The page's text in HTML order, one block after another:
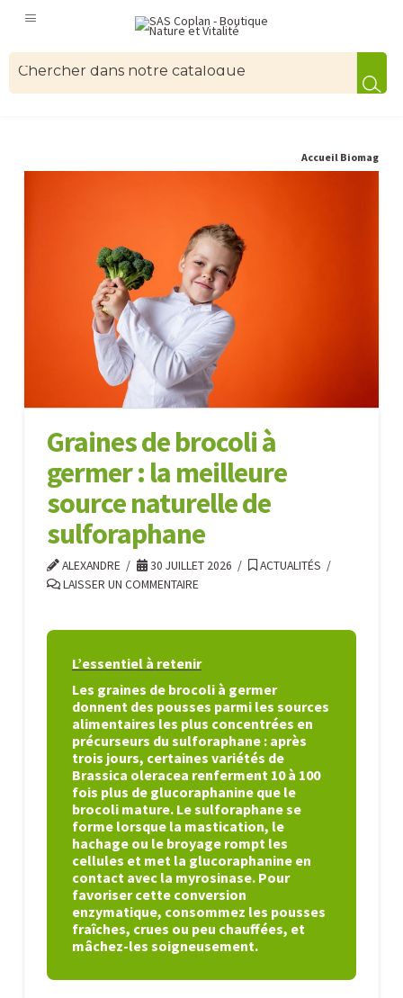
Accueil Biomag
Graines de brocoli à
germer : la meilleure
source naturelle de
sulforaphane
ALEXANDRE 30 JUILLET 2026
ACTUALITÉS
LAISSER UN COMMENTAIRE
L’essentiel à retenir
Les graines de brocoli à germer
donnent des pousses parmi les sources
alimentaires les plus concentrées en
précurseurs du sulforaphane : après
trois jours, certaines variétés de
Brassica oleracea renferment 10 à 100
fois plus de glucoraphanine que le
brocoli mature. Le sulforaphane se
forme lorsque la mastication, le
hachage ou le broyage rompt les
cellules et met la glucoraphanine en
contact avec la myrosinase. Pour
favoriser cette conversion
enzymatique, consommez les pousses
fraîches, crues ou peu chauffées, et
mâchez-les soigneusement.